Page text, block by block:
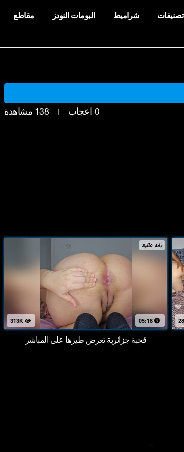
مقاطع البومات النودز شراميط تصنيفات
138 مشاهدة | 0 اعجاب
دقة عالية
05:18
قحبة جزائرية تعرض طيزها على المباشر